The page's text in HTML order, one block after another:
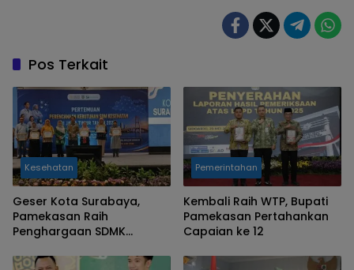
Pos Terkait
Kesehatan
Geser Kota Surabaya,
Pamekasan Raih
Penghargaan SDMK
Pemerintahan
Kembali Raih WTP, Bupati
Pamekasan Pertahankan
Capaian ke 12